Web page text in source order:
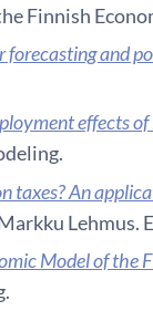
Finnish
forecasting and
effects
taxes? An
Lehmus.
Model of the